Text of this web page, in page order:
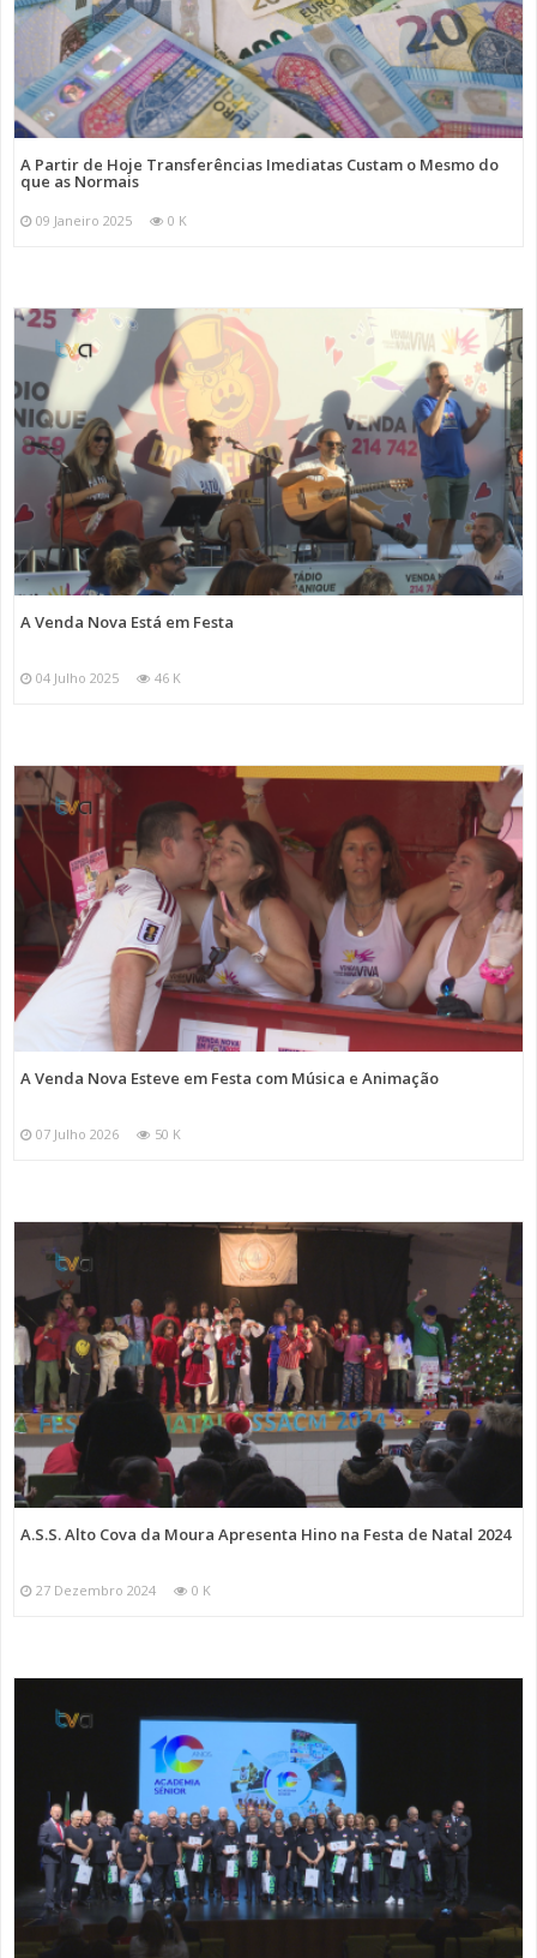
A Partir de Hoje Transferências Imediatas Custam o Mesmo do
que as Normais
09 Janeiro 2025 0 K
A Venda Nova Está em Festa
04 Julho 2025 46 K
A Venda Nova Esteve em Festa com Música e Animação
07 Julho 2026 50 K
A.S.S. Alto Cova da Moura Apresenta Hino na Festa de Natal 2024
27 Dezembro 2024 0 K